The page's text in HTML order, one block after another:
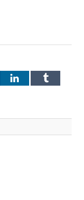
LinkedInTumblr